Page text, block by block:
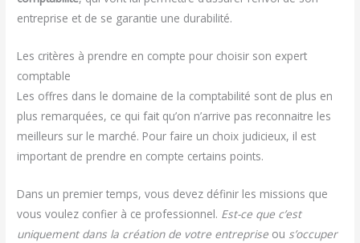
entreprise et de se garantie une durabilité.
Les critères à prendre en compte pour choisir son expert
comptable
Les offres dans le domaine de la comptabilité sont de plus en
plus remarquées, ce qui fait qu’on n’arrive pas reconnaitre les
meilleurs sur le marché. Pour faire un choix judicieux, il est
important de prendre en compte certains points.
Dans un premier temps, vous devez définir les missions que
vous voulez confier à ce professionnel. Est-ce que c’est
uniquement dans la création de votre entreprise ou s’occuper